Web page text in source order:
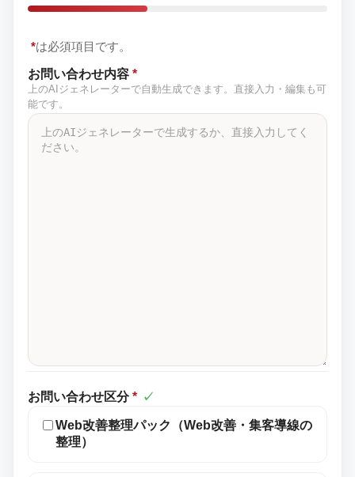
*は必須項目です。
お問い合わせ内容 *
上のAIジェネレーターで自動生成できます。直接入力・編集も可
能です。
お問い合わせ区分 * ✓
Web改善整理パック（Web改善・集客導線の
整理）